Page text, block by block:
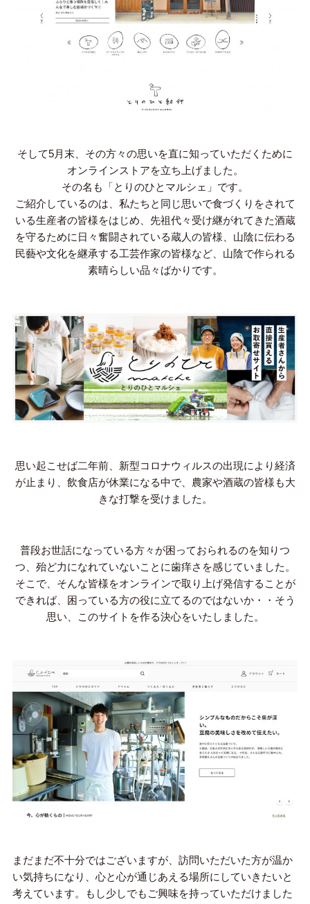
そして5月末、その方々の思いを直に知っていただくために
オンラインストアを立ち上げました。
その名も「とりのひとマルシェ」です。
ご紹介しているのは、私たちと同じ思いで食づくりをされて
いる生産者の皆様をはじめ、先祖代々受け継がれてきた酒蔵
を守るために日々奮闘されている蔵人の皆様、山陰に伝わる
民藝や文化を継承する工芸作家の皆様など、山陰で作られる
素晴らしい品々ばかりです。
思い起こせば二年前、新型コロナウィルスの出現により経済
が止まり、飲食店が休業になる中で、農家や酒蔵の皆様も大
きな打撃を受けました。
普段お世話になっている方々が困っておられるのを知りつ
つ、殆ど力になれていないことに歯痒さを感じていました。
そこで、そんな皆様をオンラインで取り上げ発信することが
できれば、困っている方の役に立てるのではないか・・そう
思い、このサイトを作る決心をいたしました。
まだまだ不十分ではございますが、訪問いただいた方が温か
い気持ちになり、心と心が通じあえる場所にしていきたいと
考えています。もし少しでもご興味を持っていただけました